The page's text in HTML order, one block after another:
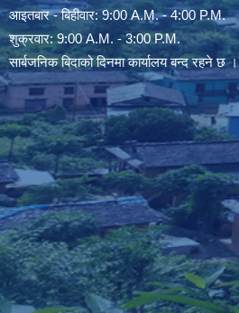
आइतबार - बिहीवार: 9:00 A.M. - 4:00 P.M.
शुक्रवार: 9:00 A.M. - 3:00 P.M.
सार्बजनिक बिदाको दिनमा कार्यालय बन्द रहने छ ।